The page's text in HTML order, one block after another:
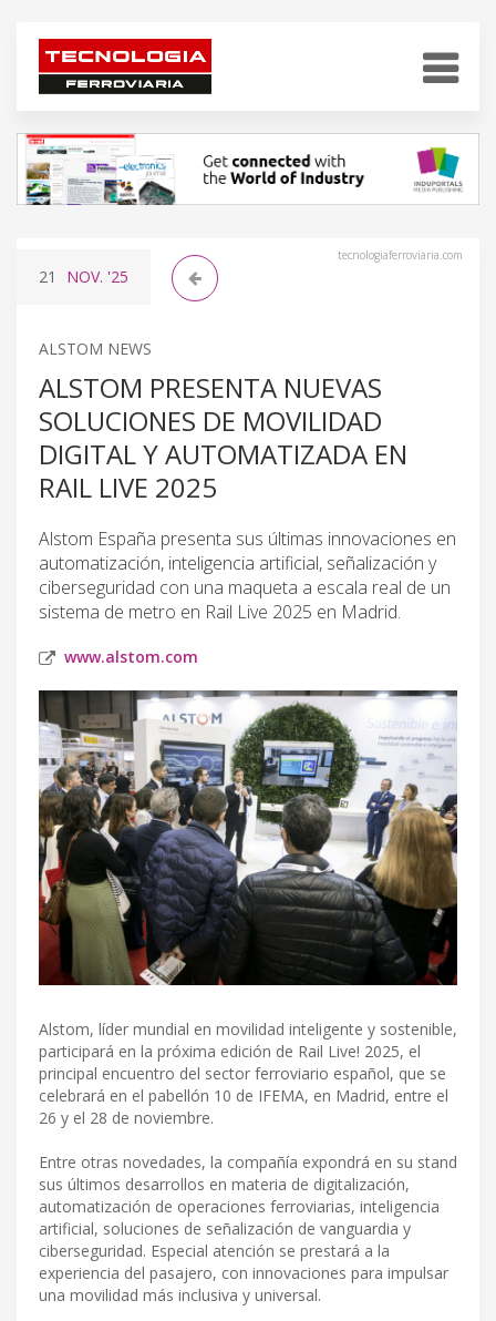
tecnologiaferroviaria.com
21 NOV. '25
ALSTOM NEWS
ALSTOM PRESENTA NUEVAS
SOLUCIONES DE MOVILIDAD
DIGITAL Y AUTOMATIZADA EN
RAIL LIVE 2025
Alstom España presenta sus últimas innovaciones en
automatización, inteligencia artificial, señalización y
ciberseguridad con una maqueta a escala real de un
sistema de metro en Rail Live 2025 en Madrid.
www.alstom.com
Alstom, líder mundial en movilidad inteligente y sostenible,
participará en la próxima edición de Rail Live! 2025, el
principal encuentro del sector ferroviario español, que se
celebrará en el pabellón 10 de IFEMA, en Madrid, entre el
26 y el 28 de noviembre.
Entre otras novedades, la compañía expondrá en su stand
sus últimos desarrollos en materia de digitalización,
automatización de operaciones ferroviarias, inteligencia
artificial, soluciones de señalización de vanguardia y
ciberseguridad. Especial atención se prestará a la
experiencia del pasajero, con innovaciones para impulsar
una movilidad más inclusiva y universal.